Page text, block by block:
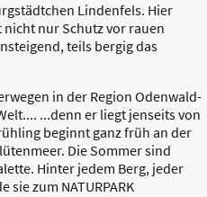
Lindenfels. Hier
nur Schutz vor rauen
teils bergig das
in der Region Odenwald-
...denn er liegt jenseits von
beginnt ganz früh an der
Die Sommer sind
Hinter jedem Berg, jeder
zum NATURPARK